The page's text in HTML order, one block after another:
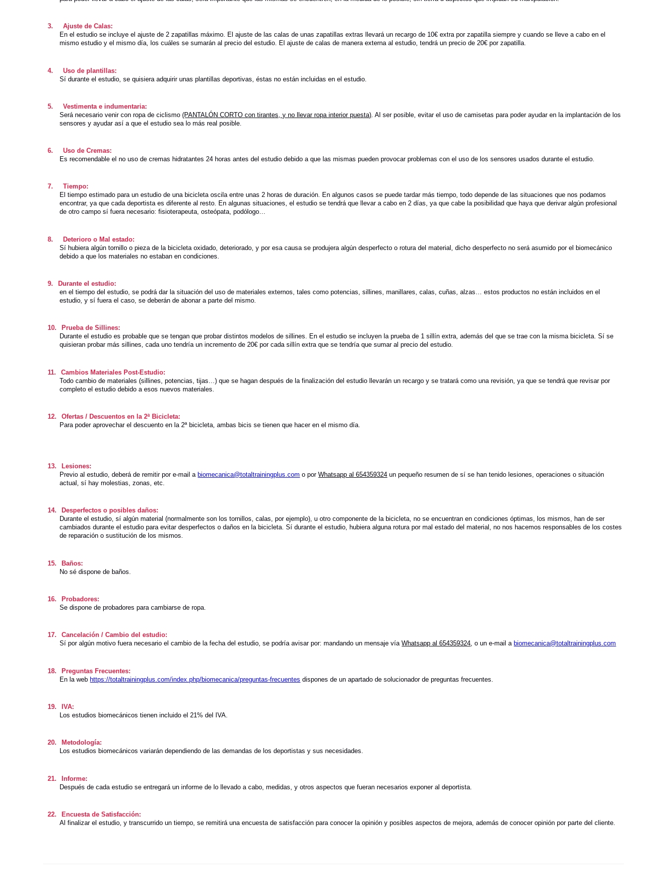
3.
Ajuste de Calas:
En el estudio se incluye el ajuste de 2 zapatillas máximo. El ajuste de las calas de unas zapatillas extras llevará un recargo de 10€ extra por zapatilla siempre y cuando se lleve a cabo en el
mismo estudio y el mismo día, los cuáles se sumarán al precio del estudio. El ajuste de calas de manera externa al estudio, tendrá un precio de 20€ por zapatilla.
4.
Uso de plantillas:
Sí durante el estudio, se quisiera adquirir unas plantillas deportivas, éstas no están incluidas en el estudio.
5.
Vestimenta e indumentaria:
Será necesario venir con ropa de ciclismo(PANTALÓN CORTO con tirantes, y no llevar ropa interior puesta). Al ser posible, evitar el uso de camisetas para poder ayudar en la implantación de los
sensores y ayudar así a que el estudio sea lo más real posible.
6.
Uso de Cremas:
Es recomendable el no uso de cremas hidratantes 24 horas antes del estudio debido a que las mismas pueden provocar problemas con el uso de los sensores usados durante el estudio.
7.
Tiempo:
El tiempo estimado para un estudio de una bicicleta oscila entre unas 2 horas de duración. En algunos casos se puede tardar más tiempo, todo depende de las situaciones que nos podamos
encontrar, ya que cada deportista es diferente al resto. En algunas situaciones, el estudio se tendrá que llevar a cabo en 2 días, ya que cabe la posibilidad que haya que derivar algún profesional
de otro campo sí fuera necesario: fisioterapeuta, osteópata, podólogo…
8.
Deterioro o Mal estado:
Sí hubiera algún tornillo o pieza de la bicicleta oxidado, deteriorado, y por esa causa se produjera algún desperfecto o rotura del material, dicho desperfecto no será asumido por el biomecánico
debido a que los materiales no estaban en condiciones.
9.
Durante el estudio:
en el tiempo del estudio, se podrá dar la situación del uso de materiales externos, tales como potencias, sillines, manillares, calas, cuñas, alzas… estos productos no están incluidos en el
estudio, y sí fuera el caso, se deberán de abonar a parte del mismo.
10.
Prueba de Sillines:
Durante el estudio es probable que se tengan que probar distintos modelos de sillines. En el estudio se incluyen la prueba de 1 sillín extra, además del que se trae con la misma bicicleta. Sí se
quisieran probar más sillines, cada uno tendría un incremento de 20€ por cada sillín extra que se tendría que sumar al precio del estudio.
11.
Cambios Materiales Post-Estudio:
Todo cambio de materiales (sillines, potencias, tijas…) que se hagan después de la finalización del estudio llevarán un recargo y se tratará como una revisión, ya que se tendrá que revisar por
completo el estudio debido a esos nuevos materiales.
12.
Ofertas / Descuentos en la 2ª Bicicleta:
Para poder aprovechar el descuento en la 2ª bicicleta, ambas bicis se tienen que hacer en el mismo día.
13.
Lesiones:
Previo al estudio, deberá de remitir por e-mail a biomecanica@totaltrainingplus.com o porWhatsapp al 654359324 un pequeño resumen de sí se han tenido lesiones, operaciones o situación
actual, sí hay molestias, zonas, etc.
14.
Desperfectos o posibles daños:
Durante el estudio, sí algún material (normalmente son los tornillos, calas, por ejemplo), u otro componente de la bicicleta, no se encuentran en condiciones óptimas, los mismos, han de ser
cambiados durante el estudio para evitar desperfectos o daños en la bicicleta. Sí durante el estudio, hubiera alguna rotura por mal estado del material, no nos hacemos responsables de los costes
de reparación o sustitución de los mismos.
15.
Baños:
No sé dispone de baños.
16.
Probadores:
Se dispone de probadores para cambiarse de ropa.
17.
Cancelación / Cambio del estudio:
Sí por algún motivo fuera necesario el cambio de la fecha del estudio, se podría avisar por: mandando un mensaje víaWhatsapp al 654359324, o un e-mail a biomecanica@totaltrainingplus.com
18.
Preguntas Frecuentes:
En la web https://totaltrainingplus.com/index.php/biomecanica/preguntas-frecuentes dispones de un apartado de solucionador de preguntas frecuentes.
19.
IVA:
Los estudios biomecánicos tienen incluido el 21% del IVA.
20.
Metodología:
Los estudios biomecánicos variarán dependiendo de las demandas de los deportistas y sus necesidades.
21.
Informe:
Después de cada estudio se entregará un informe de lo llevado a cabo, medidas, y otros aspectos que fueran necesarios exponer al deportista.
22.
Encuesta de Satisfacción:
Al finalizar el estudio, y transcurrido un tiempo, se remitirá una encuesta de satisfacción para conocer la opinión y posibles aspectos de mejora, además de conocer opinión por parte del cliente.